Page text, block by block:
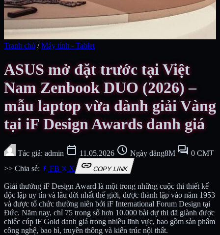
Tranh chủ / Máy tính - Tablet
ASUS mở đặt trước tại Việt
Nam Zenbook DUO (2026) –
mẫu laptop vừa dành giải Vàng
tại iF Design Awards danh giá
Tác giả: admin calendar_today 11.05.2026 schedule Ngày đăng8M forum 0 CMT
>> Chia sẻ:
FB X linkCOPY LINK
Giải thưởng iF Design Award là một trong những cuộc thi thiết kế
độc lập uy tín và lâu đời nhất thế giới, được thành lập vào năm 1953
và được tổ chức thường niên bởi iF International Forum Design tại
Đức. Năm nay, chỉ 75 trong số hơn 10.000 bài dự thi đã giành được
chiếc cúp iF Gold danh giá trong nhiều lĩnh vực, bao gồm sản phẩm
công nghệ, bao bì, truyền thông và kiến trúc nội thất.